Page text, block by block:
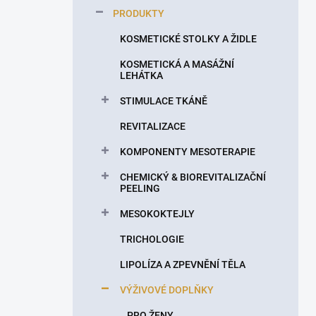
PRODUKTY
KOSMETICKÉ STOLKY A ŽIDLE
KOSMETICKÁ A MASÁŽNÍ
LEHÁTKA
STIMULACE TKÁNĚ
REVITALIZACE
KOMPONENTY MESOTERAPIE
CHEMICKÝ & BIOREVITALIZAČNÍ
PEELING
MESOKOKTEJLY
TRICHOLOGIE
LIPOLÍZA A ZPEVNĚNÍ TĚLA
VÝŽIVOVÉ DOPLŇKY